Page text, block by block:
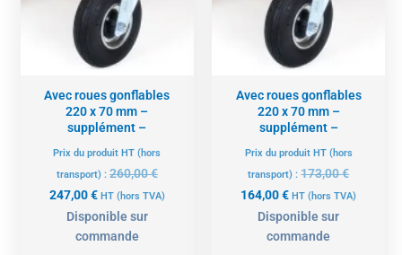
Avec roues gonflables
220 x 70 mm –
supplément –
Prix du produit HT (hors
transport) : 260,00€
247,00€ HT (hors TVA)
Disponible sur
commande
Avec roues gonflables
220 x 70 mm –
supplément –
Prix du produit HT (hors
transport) :173,00€
164,00€ HT (hors TVA)
Disponible sur
commande